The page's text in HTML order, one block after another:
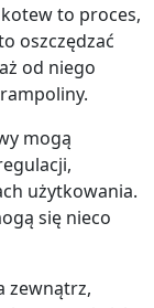
to proces,
oszczędzać
od niego
mogą
użytkowania.
się nieco
zewnątrz,